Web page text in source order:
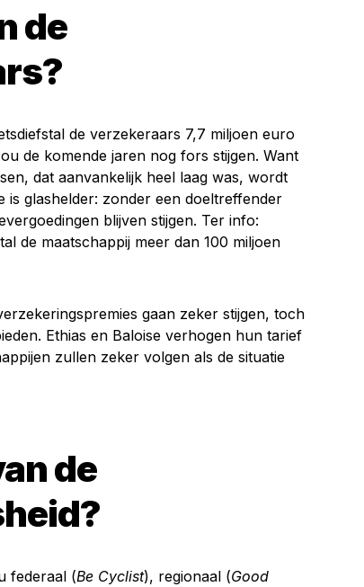
de
de verzekeraars 7,7 miljoen euro
de komende jaren nog fors stijgen. Want
dat aanvankelijk heel laag was, wordt
is glashelder: zonder een doeltreffender
blijven stijgen. Ter info:
de maatschappij meer dan 100 miljoen
gaan zeker stijgen, toch
Ethias en Baloise verhogen hun tarief
zullen zeker volgen als de situatie
de
federaal (Be Cyclist), regionaal (Good